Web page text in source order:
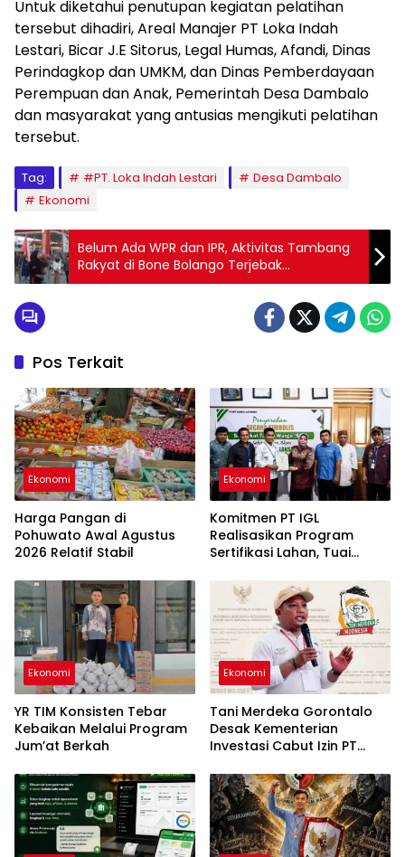
Untuk diketahui penutupan kegiatan pelatihan
tersebut dihadiri, Areal Manajer PT Loka Indah
Lestari, Bicar J.E Sitorus, Legal Humas, Afandi, Dinas
Perindagkop dan UMKM, dan Dinas Pemberdayaan
Perempuan dan Anak, Pemerintah Desa Dambalo
dan masyarakat yang antusias mengikuti pelatihan
tersebut.
Tag: #PT. Loka Indah Lestari
Desa Dambalo
Ekonomi
Belum Ada WPR dan IPR, Aktivitas Tambang
Rakyat di Bone Bolango Terjebak
Ketidakpastian Hukum
Pos Terkait
Ekonomi
Harga Pangan di
Pohuwato Awal Agustus
2026 Relatif Stabil
Ekonomi
Komitmen PT IGL
Realisasikan Program
Sertifikasi Lahan, Tuai
Ekonomi
YR TIM Konsisten Tebar
Kebaikan Melalui Program
Jum’at Berkah
Ekonomi
Tani Merdeka Gorontalo
Desak Kementerian
Investasi Cabut Izin PT